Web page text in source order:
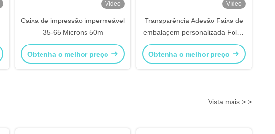
Vídeo
Caixa de impressão impermeável
35-65 Microns 50m
Obtenha o melhor preço
Vídeo
Transparência Adesão Faixa de
embalagem personalizada Folha
BOPP
Obtenha o melhor preço
Vista mais > >